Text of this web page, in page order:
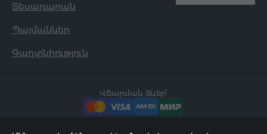
Տեսադարան
Պայմաններ
Գաղտնիություն
Վճարման ձևեր՝